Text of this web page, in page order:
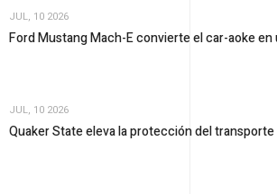
JUL, 10 2026
Ford Mustang Mach-E convierte el car-aoke
JUL, 10 2026
Quaker State eleva la protección del